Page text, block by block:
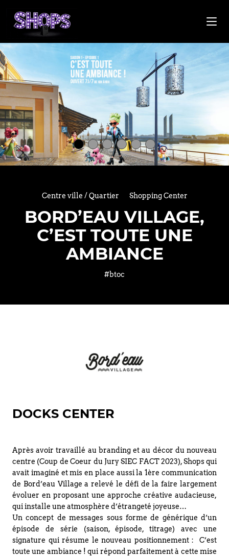
Centre ville / Quartier Shopping Center
BORD’EAU VILLAGE,
C’EST TOUTE UNE
AMBIANCE
#btoc
DOCKS CENTER
Après avoir travaillé au branding et au décor du nouveau
centre (Coup de Coeur du Jury SIEC FACT 2023), Shops qui
avait imaginé et mis en place aussi la 1ère communication
de Bord’eau Village a relevé le défi de la faire largement
évoluer en proposant une approche créative audacieuse,
qui installe une atmosphère d’étrangeté joyeuse…
Un concept de messages sous forme de générique d’un
épisode de série (saison, épisode, titrage) avec une
signature qui résume le nouveau positionnement : C’est
toute une ambiance ! qui répond parfaitement à cette mise